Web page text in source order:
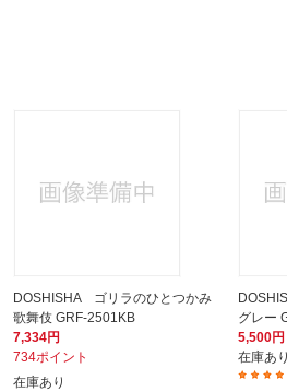
DOSHISHA ゴリラのひとつかみ
歌舞伎 GRF-2501KB
7,334円
734ポイント
在庫あり
グレー
5,500円
在庫あり